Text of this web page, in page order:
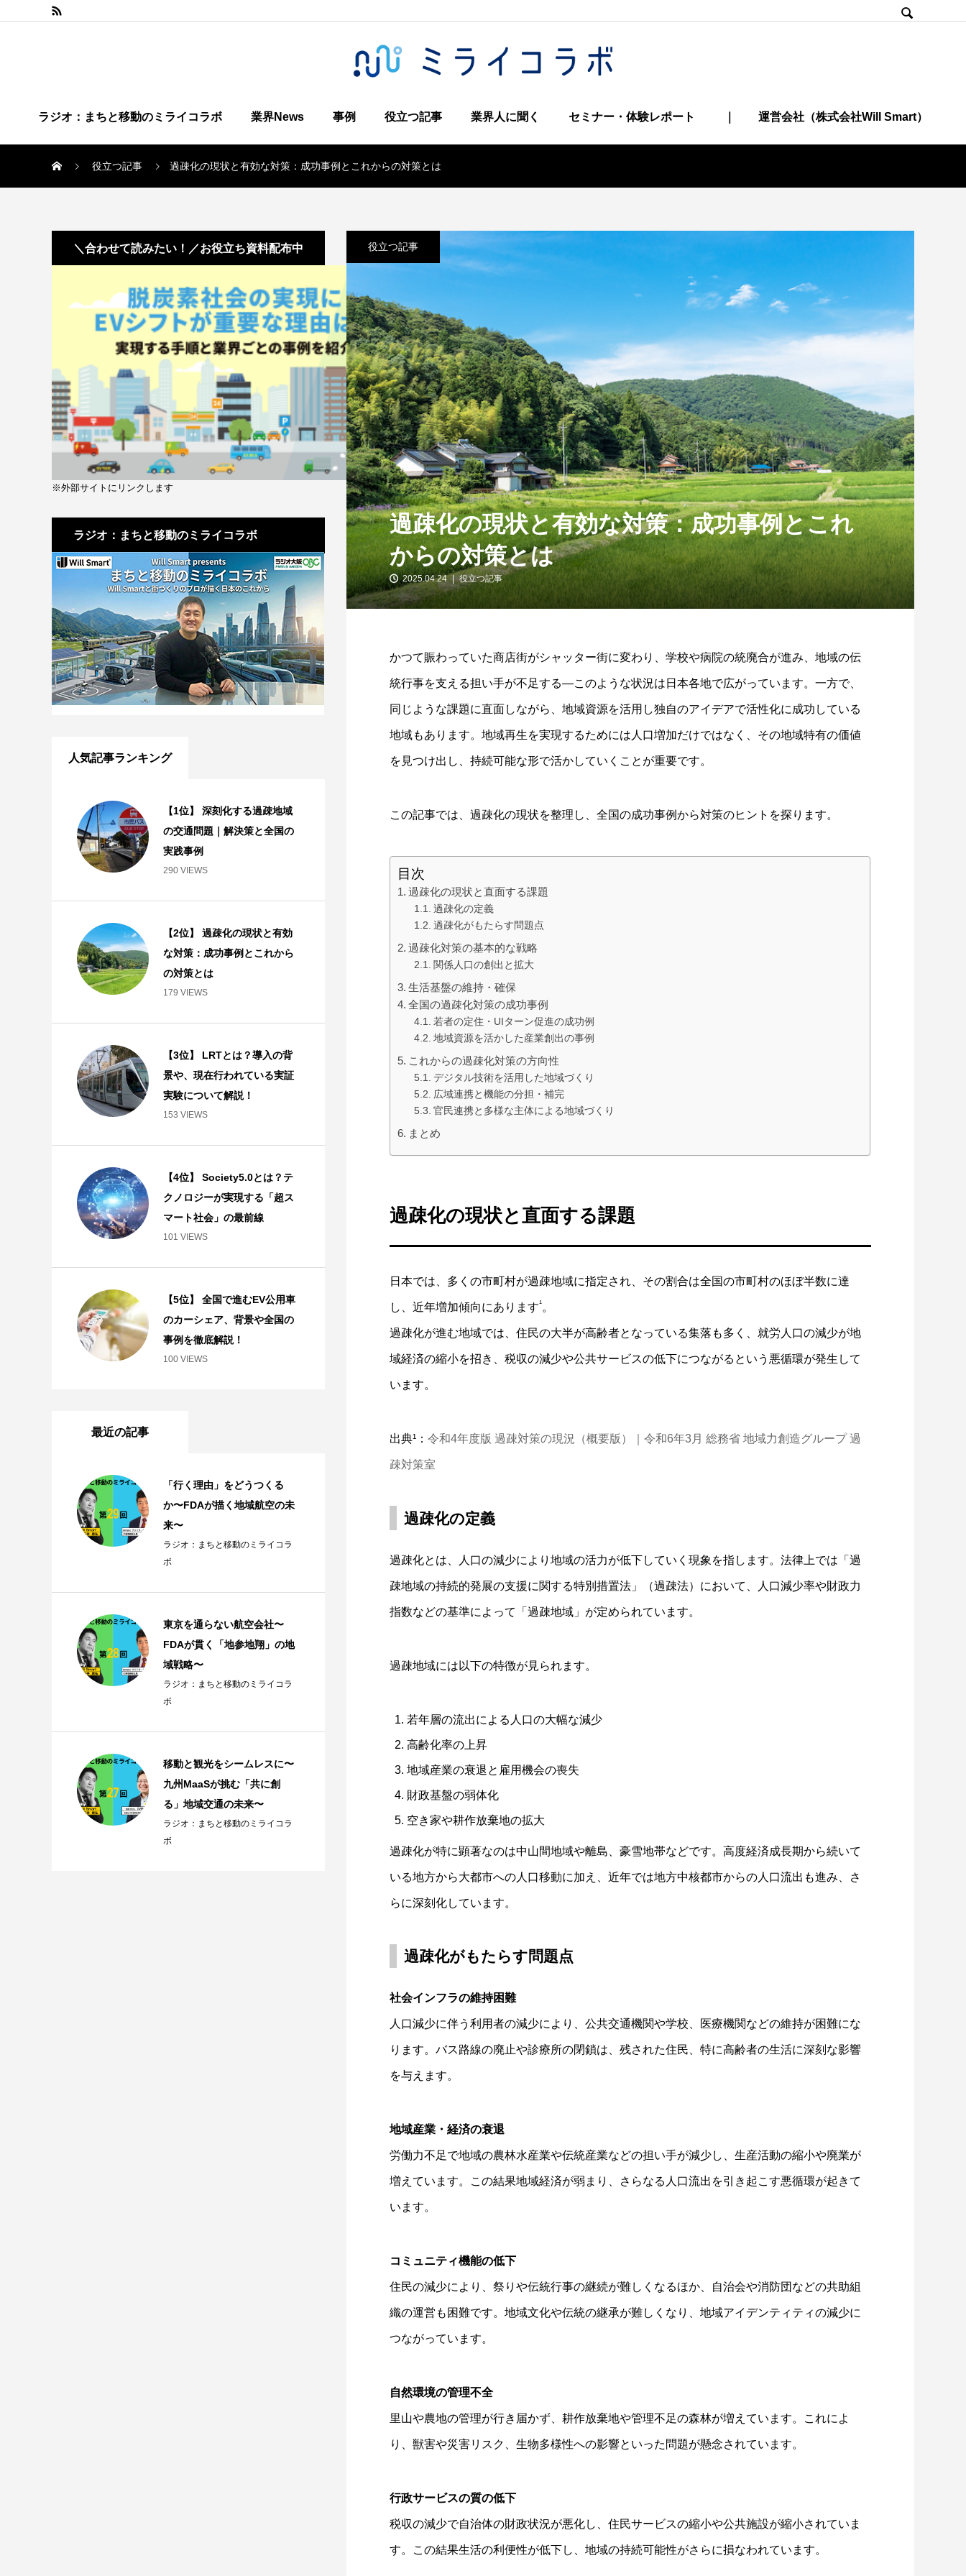

ラジオ：まちと移動のミライコラボ 業界News 事例 役立つ記事 業界人に聞く セミナー・体験レポート ｜ 運営会社（株式会社Will Smart）
役立つ記事 過疎化の現状と有効な対策：成功事例とこれからの対策とは
役立つ記事
過疎化の現状と有効な対策：成功事例とこれ
からの対策とは
2025.04.24 役立つ記事
かつて賑わっていた商店街がシャッター街に変わり、学校や病院の統廃合が進み、地域の伝
統行事を支える担い手が不足する—このような状況は日本各地で広がっています。一方で、
同じような課題に直面しながら、地域資源を活用し独自のアイデアで活性化に成功している
地域もあります。地域再生を実現するためには人口増加だけではなく、その地域特有の価値
を見つけ出し、持続可能な形で活かしていくことが重要です。
この記事では、過疎化の現状を整理し、全国の成功事例から対策のヒントを探ります。
目次
過疎化の現状と直面する課題
過疎化の定義
過疎化がもたらす問題点
過疎化対策の基本的な戦略
関係人口の創出と拡大
生活基盤の維持・確保
全国の過疎化対策の成功事例
若者の定住・UIターン促進の成功例
地域資源を活かした産業創出の事例
これからの過疎化対策の方向性
デジタル技術を活用した地域づくり
広域連携と機能の分担・補完
官民連携と多様な主体による地域づくり
まとめ
過疎化の現状と直面する課題
日本では、多くの市町村が過疎地域に指定され、その割合は全国の市町村のほぼ半数に達
し、近年増加傾向にあります¹。
過疎化が進む地域では、住民の大半が高齢者となっている集落も多く、就労人口の減少が地
域経済の縮小を招き、税収の減少や公共サービスの低下につながるという悪循環が発生して
います。
出典¹：令和4年度版 過疎対策の現況（概要版）｜令和6年3月 総務省 地域力創造グループ 過
疎対策室
過疎化の定義
過疎化とは、人口の減少により地域の活力が低下していく現象を指します。法律上では「過
疎地域の持続的発展の支援に関する特別措置法」（過疎法）において、人口減少率や財政力
指数などの基準によって「過疎地域」が定められています。
過疎地域には以下の特徴が見られます。
若年層の流出による人口の大幅な減少
高齢化率の上昇
地域産業の衰退と雇用機会の喪失
財政基盤の弱体化
空き家や耕作放棄地の拡大
過疎化が特に顕著なのは中山間地域や離島、豪雪地帯などです。高度経済成長期から続いて
いる地方から大都市への人口移動に加え、近年では地方中核都市からの人口流出も進み、さ
らに深刻化しています。
過疎化がもたらす問題点
社会インフラの維持困難
人口減少に伴う利用者の減少により、公共交通機関や学校、医療機関などの維持が困難にな
ります。バス路線の廃止や診療所の閉鎖は、残された住民、特に高齢者の生活に深刻な影響
を与えます。
地域産業・経済の衰退
労働力不足で地域の農林水産業や伝統産業などの担い手が減少し、生産活動の縮小や廃業が
増えています。この結果地域経済が弱まり、さらなる人口流出を引き起こす悪循環が起きて
います。
コミュニティ機能の低下
住民の減少により、祭りや伝統行事の継続が難しくなるほか、自治会や消防団などの共助組
織の運営も困難です。地域文化や伝統の継承が難しくなり、地域アイデンティティの減少に
つながっています。
自然環境の管理不全
里山や農地の管理が行き届かず、耕作放棄地や管理不足の森林が増えています。これによ
り、獣害や災害リスク、生物多様性への影響といった問題が懸念されています。
行政サービスの質の低下
税収の減少で自治体の財政状況が悪化し、住民サービスの縮小や公共施設が縮小されていま
す。この結果生活の利便性が低下し、地域の持続可能性がさらに損なわれています。
＼合わせて読みたい！／お役立ち資料配布中
※外部サイトにリンクします
ラジオ：まちと移動のミライコラボ
人気記事ランキング
【1位】 深刻化する過疎地域
の交通問題｜解決策と全国の
実践事例
290 VIEWS
【2位】 過疎化の現状と有効
な対策：成功事例とこれから
の対策とは
179 VIEWS
【3位】 LRTとは？導入の背
景や、現在行われている実証
実験について解説！
153 VIEWS
【4位】 Society5.0とは？テ
クノロジーが実現する「超ス
マート社会」の最前線
101 VIEWS
【5位】 全国で進むEV公用車
のカーシェア、背景や全国の
事例を徹底解説！
100 VIEWS
最近の記事
「行く理由」をどうつくる
か〜FDAが描く地域航空の未
来〜
ラジオ：まちと移動のミライコラ
ボ
東京を通らない航空会社〜
FDAが貫く「地参地翔」の地
域戦略〜
ラジオ：まちと移動のミライコラ
ボ
移動と観光をシームレスに〜
九州MaaSが挑む「共に創
る」地域交通の未来〜
ラジオ：まちと移動のミライコラ
ボ